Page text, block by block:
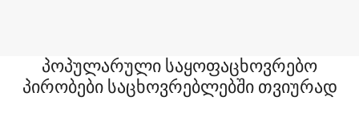
პოპულარული საყოფაცხოვრებო
პირობები საცხოვრებლებში თვიურად